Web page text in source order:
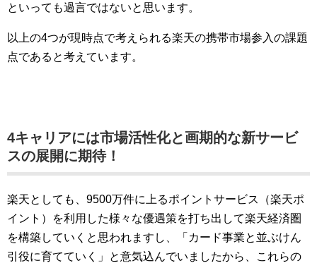
といっても過言ではないと思います。
以上の4つが現時点で考えられる楽天の携帯市場参入の課題
点であると考えています。
4キャリアには市場活性化と画期的な新サービ
スの展開に期待！
楽天としても、9500万件に上るポイントサービス（楽天ポ
イント）を利用した様々な優遇策を打ち出して楽天経済圏
を構築していくと思われますし、「カード事業と並ぶけん
引役に育てていく」と意気込んでいましたから、これらの